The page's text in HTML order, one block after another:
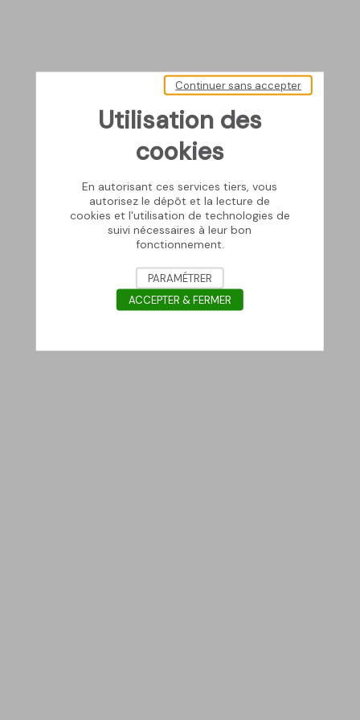
Utilisation des
cookies
En autorisant ces services tiers, vous
autorisez le dépôt et la lecture de
cookies et l'utilisation de technologies de
suivi nécessaires à leur bon
fonctionnement.
Continuer sans accepter
PARAMÉTRER
ACCEPTER & FERMER